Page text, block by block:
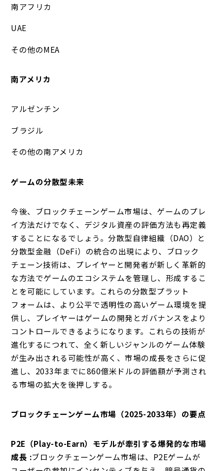
南アフリカ
UAE
その他のMEA
南アメリカ
アルゼンチン
ブラジル
その他の南アメリカ
ゲームの分散型未来
今後、ブロックチェーンゲーム市場は、ゲームのプレ
イ方法だけでなく、デジタル資産の評価方法も再定義
することになるでしょう。分散型自律組織（DAO）と
分散型金融（DeFi）の統合の出現により、ブロック
チェーン技術は、プレイヤーと開発者が新しく革新的
な方法でゲームのエコシステムを管理し、形成するこ
とを可能にしています。これらの分散型プラット
フォームは、より公平で透明性の高いゲーム環境を提
供し、プレイヤーはゲームの開発とガバナンスをより
コントロールできるようになります。これらの技術が
進化するにつれて、全く新しいジャンルのゲーム体験
が生み出される可能性が高く、市場の成長をさらに促
進し、2033年までに860億米ドルの評価額が予測され
る市場の拡大を後押しする。
ブロックチェーンゲーム市場（2025-2033年）の要点
P2E（Play-to-Earn）モデルが牽引する爆発的な市場
成長 :ブロックチェーンゲーム市場は、P2Eゲームが